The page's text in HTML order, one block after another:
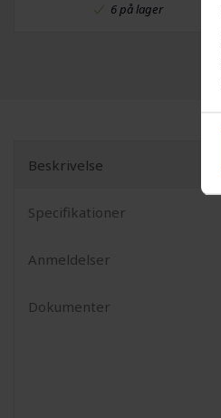
6 på lager
Beskrivelse
Specifikationer
Anmeldelser
Dokumenter